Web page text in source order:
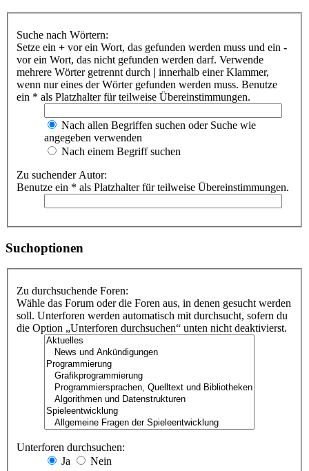
Suche nach Wörtern:
Setze ein + vor ein Wort, das gefunden werden muss und ein -
vor ein Wort, das nicht gefunden werden darf. Verwende
mehrere Wörter getrennt durch | innerhalb einer Klammer,
wenn nur eines der Wörter gefunden werden muss. Benutze
ein * als Platzhalter für teilweise Übereinstimmungen.
Nach allen Begriffen suchen oder Suche wie
angegeben verwenden
Nach einem Begriff suchen
Zu suchender Autor:
Benutze ein * als Platzhalter für teilweise Übereinstimmungen.
Suchoptionen
Zu durchsuchende Foren:
Wähle das Forum oder die Foren aus, in denen gesucht werden
soll. Unterforen werden automatisch mit durchsucht, sofern du
die Option „Unterforen durchsuchen“ unten nicht deaktivierst.
Unterforen durchsuchen:
Ja
Nein